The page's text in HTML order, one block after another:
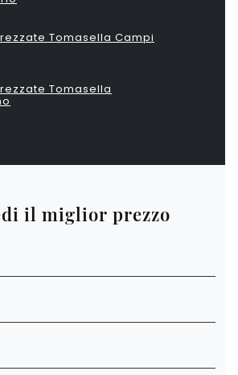
Tomasella Campi
Tomasella
il miglior prezzo